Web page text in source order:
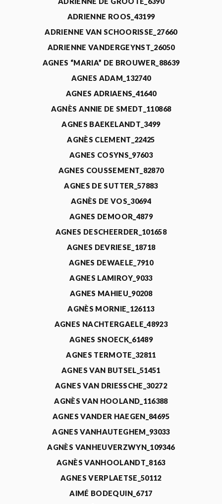
ADRIENNE ROOS_43199
ADRIENNE VAN SCHOORISSE_27660
ADRIENNE VANDERGEYNST_26050
AGNES “MARIA” DE BROUWER_88639
AGNES ADAM_132740
AGNES ADRIAENS_41640
AGNÈS ANNIE DE SMEDT_110868
AGNES BAEKELANDT_3499
AGNÈS CLEMENT_22425
AGNES COSYNS_97603
AGNES COUSSEMENT_82870
AGNES DE SUTTER_57883
AGNÈS DE VOS_30694
AGNES DEMOOR_4879
AGNES DESCHEERDER_101658
AGNES DEVRIESE_18718
AGNES DEWAELE_7910
AGNES LAMIROY_9033
AGNES MAHIEU_90208
AGNÈS MORNIE_126113
AGNES NACHTERGAELE_48923
AGNES SNOECK_61489
AGNES TERMOTE_32811
AGNES VAN BUTSEL_51451
AGNES VAN DRIESSCHE_30272
AGNÈS VAN HOOLAND_116388
AGNES VANDER HAEGEN_84695
AGNES VANHAUTEGHEM_93033
AGNÈS VANHEUVERZWYN_109346
AGNÈS VANHOOLANDT_8163
AGNES VERPLAETSE_50112
AIMÉ BODEQUIN_6717